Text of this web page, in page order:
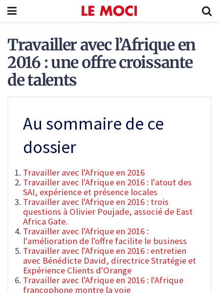
Travailler avec l’Afrique en
2016 : une offre croissante
de talents
Au sommaire de ce
dossier
Travailler avec l'Afrique en 2016
Travailler avec l'Afrique en 2016 : l'atout des
SAI, expérience et présence locales
Travailler avec l'Afrique en 2016 : trois
questions à Olivier Poujade, associé de East
Africa Gate.
Travailler avec l'Afrique en 2016 :
l'amélioration de l'offre facilite le business
Travailler avec l'Afrique en 2016 : entretien
avec Bénédicte David, directrice Stratégie et
Expérience Clients d'Orange
Travailler avec l'Afrique en 2016 : l'Afrique
francophone montre la voie